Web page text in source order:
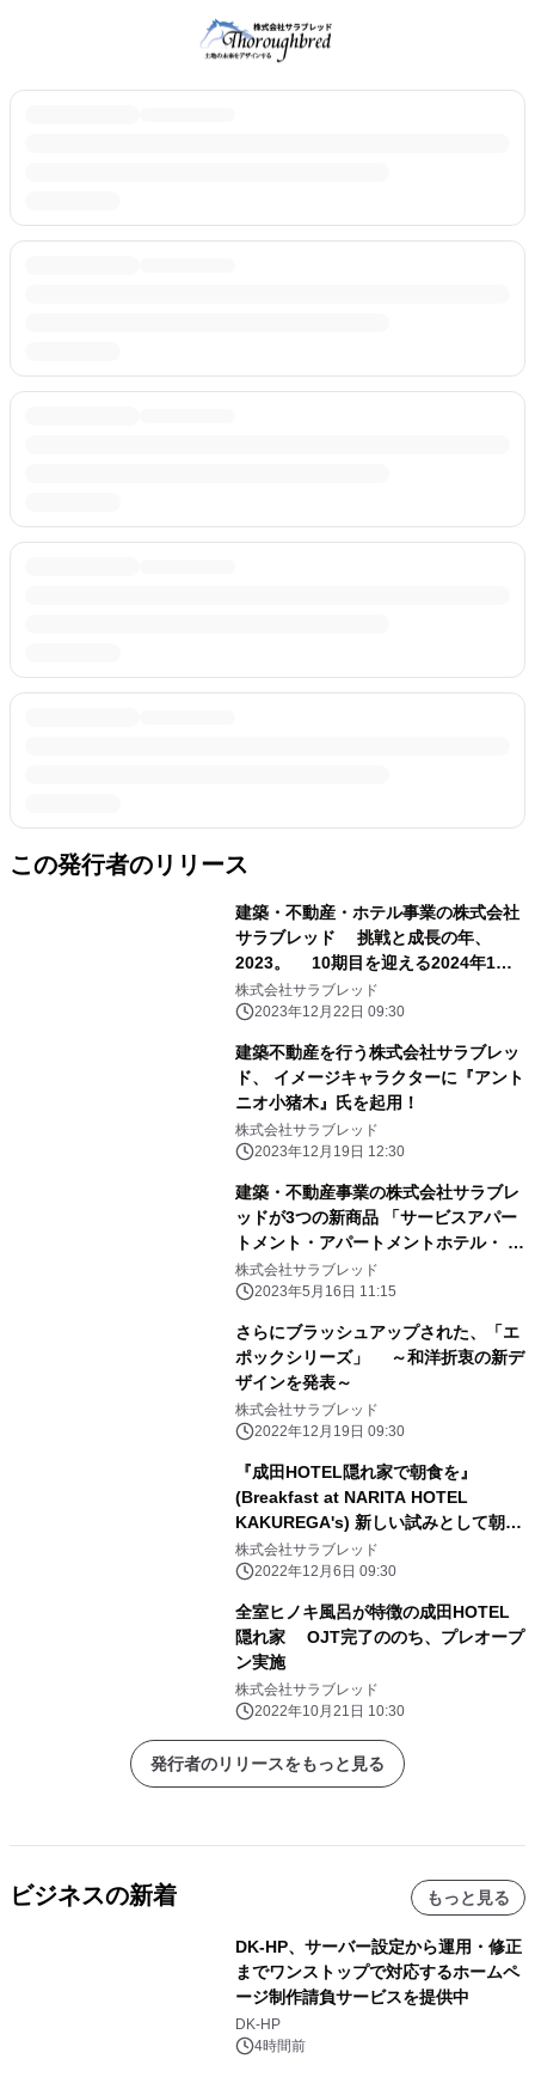
この発行者のリリース
建築・不動産・ホテル事業の株式会社
サラブレッド 挑戦と成長の年、
2023。 10期目を迎える2024年1月
15日創立記念日に 新たなビジョンを
掲げ次のステージに向けた決意を表明
株式会社サラブレッド
2023年12月22日 09:30
建築不動産を行う株式会社サラブレッ
ド、 イメージキャラクターに『アント
ニオ小猪木』氏を起用！
株式会社サラブレッド
2023年12月19日 12:30
建築・不動産事業の株式会社サラブレ
ッドが3つの新商品 「サービスアパー
トメント・アパートメントホテル・ ガ
レージハウス」を発表
株式会社サラブレッド
2023年5月16日 11:15
さらにブラッシュアップされた、「エ
ポックシリーズ」 ～和洋折衷の新デ
ザインを発表～
株式会社サラブレッド
2022年12月19日 09:30
『成田HOTEL隠れ家で朝食を』
(Breakfast at NARITA HOTEL
KAKUREGA's) 新しい試みとして朝食
パンサービス開始
株式会社サラブレッド
2022年12月6日 09:30
全室ヒノキ風呂が特徴の成田HOTEL
隠れ家 OJT完了ののち、プレオープ
ン実施
株式会社サラブレッド
2022年10月21日 10:30
発行者のリリースをもっと見る
ビジネスの新着 もっと見る
DK-HP、サーバー設定から運用・修正
までワンストップで対応するホームペ
ージ制作請負サービスを提供中
DK-HP
4時間前